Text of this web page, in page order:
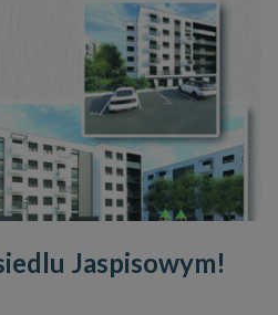
Jaspisowym!